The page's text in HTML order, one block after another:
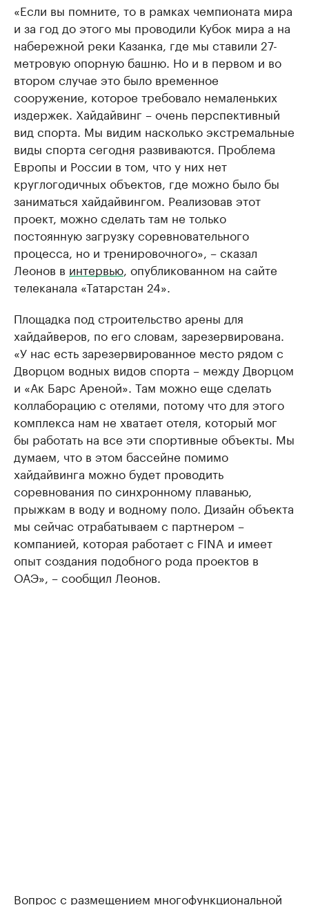
«Если вы помните, то в рамках чемпионата мира
и за год до этого мы проводили Кубок мира а на
набережной реки Казанка, где мы ставили 27-
метровую опорную башню. Но и в первом и во
втором случае это было временное
сооружение, которое требовало немаленьких
издержек. Хайдайвинг – очень перспективный
вид спорта. Мы видим насколько экстремальные
виды спорта сегодня развиваются. Проблема
Европы и России в том, что у них нет
круглогодичных объектов, где можно было бы
заниматься хайдайвингом. Реализовав этот
проект, можно сделать там не только
постоянную загрузку соревновательного
процесса, но и тренировочного», – сказал
Леонов в интервью , опубликованном на сайте
телеканала «Татарстан 24».
Площадка под строительство арены для
хайдайверов, по его словам, зарезервирована.
«У нас есть зарезервированное место рядом с
Дворцом водных видов спорта – между Дворцом
и «Ак Барс Ареной». Там можно еще сделать
коллаборацию с отелями, потому что для этого
комплекса нам не хватает отеля, который мог
бы работать на все эти спортивные объекты. Мы
думаем, что в этом бассейне помимо
хайдайвинга можно будет проводить
соревнования по синхронному плаванью,
прыжкам в воду и водному поло. Дизайн объекта
мы сейчас отрабатываем с партнером –
компанией, которая работает с FINA и имеет
опыт создания подобного рода проектов в
ОАЭ», – сообщил Леонов.
Вопрос с размещением многофункциональной